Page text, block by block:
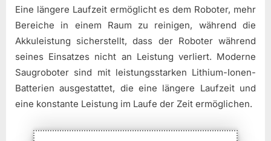
Eine längere Laufzeit ermöglicht es dem Roboter, mehr
Bereiche in einem Raum zu reinigen, während die
Akkuleistung sicherstellt, dass der Roboter während
seines Einsatzes nicht an Leistung verliert. Moderne
Saugroboter sind mit leistungsstarken Lithium-Ionen-
Batterien ausgestattet, die eine längere Laufzeit und
eine konstante Leistung im Laufe der Zeit ermöglichen.